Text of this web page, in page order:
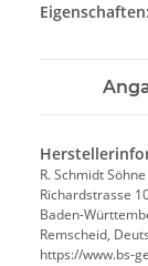
Eigenschaften:
R. Schmidt
Richardstrasse
Baden-
Remscheid,
https://www.bs-